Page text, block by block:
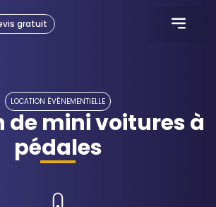
gratuit
LOCATION ÉVÈNEMENTIELLE
de mini voitures à
pédales